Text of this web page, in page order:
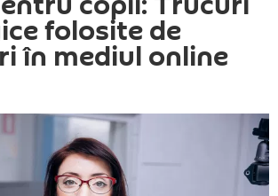
folosite de
în mediul online